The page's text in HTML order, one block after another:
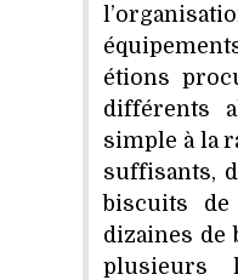
étions
différents
simple à la
suffisants,
biscuits de
dizaines de
plusieurs